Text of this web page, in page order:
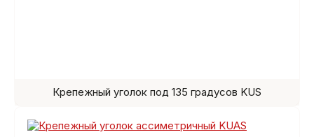
Крепежный уголок под 135 градусов KUS